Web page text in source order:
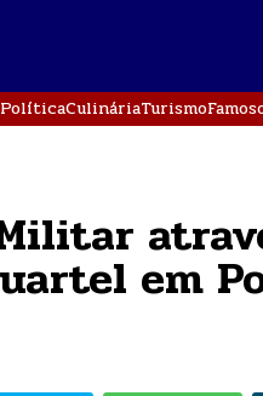
PolíticaCulináriaTurismo
em